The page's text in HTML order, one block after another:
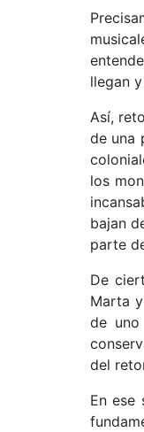
llegan
Así,
de una
los
bajan
parte
De
Marta
de uno
del
En ese